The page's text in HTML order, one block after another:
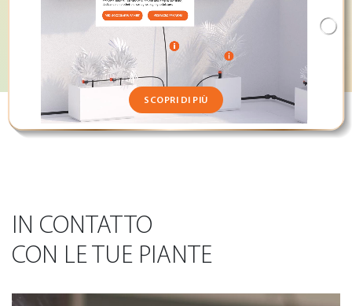
SCOPRI DI PIÙ
IN CONTATTO
CON LE TUE PIANTE